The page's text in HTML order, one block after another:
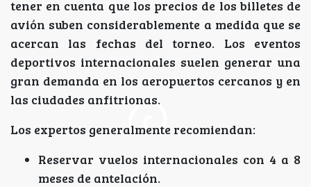
tener en cuenta que los precios de los billetes de
avión suben considerablemente a medida que se
acercan las fechas del torneo. Los eventos
deportivos internacionales suelen generar una
gran demanda en los aeropuertos cercanos y en
las ciudades anfitrionas.
Los expertos generalmente recomiendan:
Reservar vuelos internacionales con 4 a 8
meses de antelación.